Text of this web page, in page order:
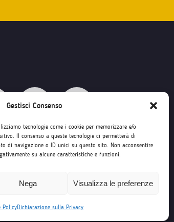
Gestisci Consenso
tecnologie come i cookie per memorizzare e/o
Il consenso a queste tecnologie ci permetterà di
di navigazione o ID unici su questo sito. Non acconsentire
su alcune caratteristiche e funzioni.
Nega Visualizza le preferenze
PolicyDichiarazione sulla Privacy